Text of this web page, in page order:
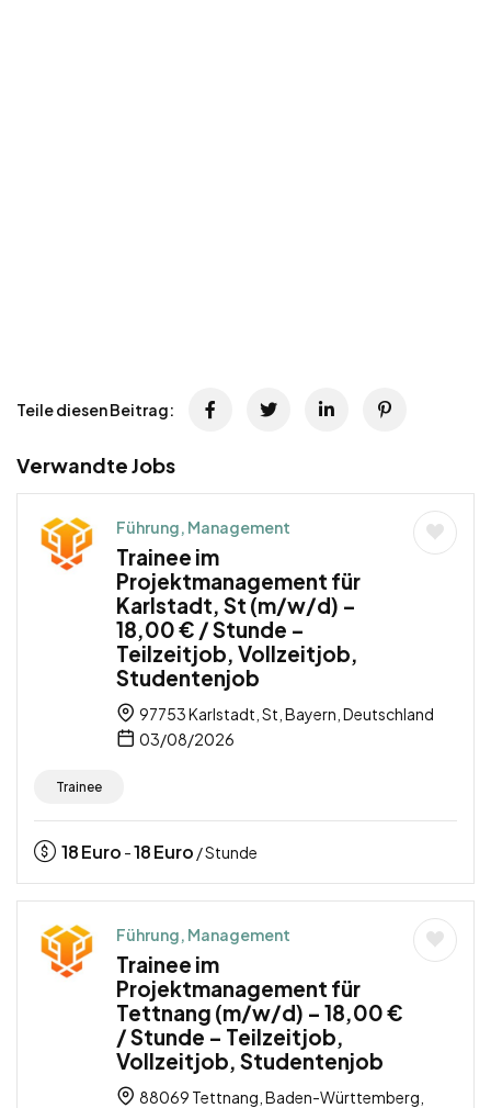
Teile diesen Beitrag:
Verwandte Jobs
Führung, Management
Trainee im
Projektmanagement für
Karlstadt, St (m/w/d) –
18,00 € / Stunde –
Teilzeitjob, Vollzeitjob,
Studentenjob
97753 Karlstadt, St, Bayern, Deutschland
03/08/2026
Trainee
18Euro -18Euro / Stunde
Führung, Management
Trainee im
Projektmanagement für
Tettnang (m/w/d) – 18,00 €
/ Stunde – Teilzeitjob,
Vollzeitjob, Studentenjob
88069 Tettnang, Baden-Württemberg,